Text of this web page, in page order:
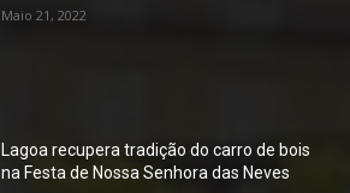
Maio 21, 2022
Lagoa recupera tradição do carro de bois
na Festa de Nossa Senhora das Neves